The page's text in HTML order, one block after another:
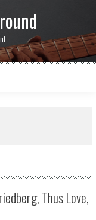
Thus Love,